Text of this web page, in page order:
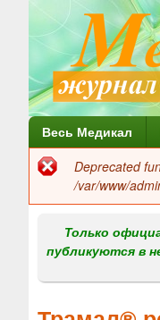
Г
л
н
Весь Медикал
об
ошибке
Deprecated
/var/www/
Только
публикуются в